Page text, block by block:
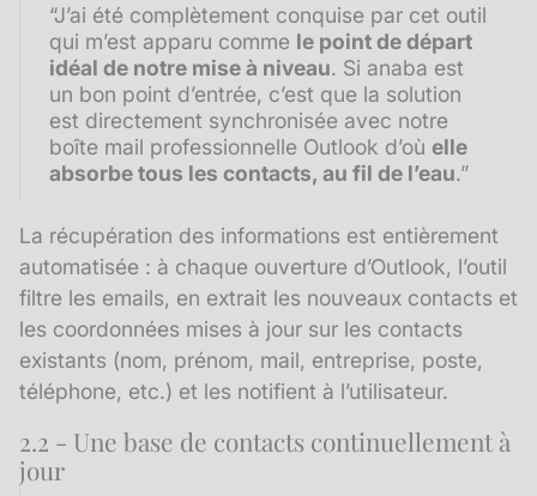
“J’ai été complètement conquise par cet outil
qui m’est apparu comme le point de départ
idéal de notre mise à niveau. Si anaba est
un bon point d’entrée, c’est que la solution
est directement synchronisée avec notre
boîte mail professionnelle Outlook d’où elle
absorbe tous les contacts, au fil de l’eau.”
La récupération des informations est entièrement
automatisée : à chaque ouverture d’Outlook, l’outil
filtre les emails, en extrait les nouveaux contacts et
les coordonnées mises à jour sur les contacts
existants (nom, prénom, mail, entreprise, poste,
téléphone, etc.) et les notifient à l’utilisateur.
2.2 - Une base de contacts continuellement à
jour